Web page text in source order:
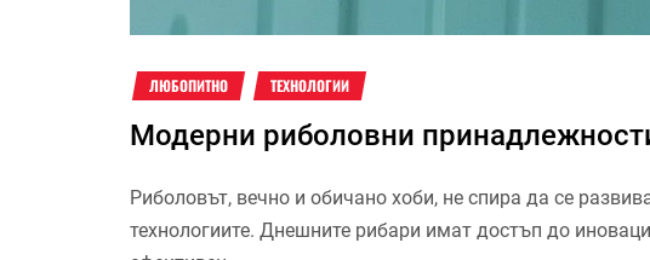
ЛЮБОПИТНО ТЕХНОЛОГИИ
Модерни риболовни
Риболовът, вечно и обичано хоби, не спира да се
технологиите. Днешните рибари имат достъп до